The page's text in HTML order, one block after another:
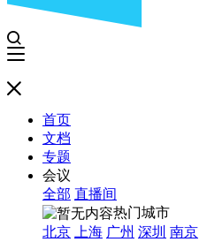
首页
文档
专题
会议
全部 直播间
热门城市
北京
上海 广州 深圳 南京